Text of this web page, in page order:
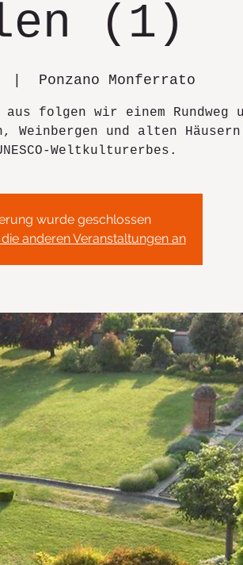
(1)
Ponzano Monferrato
aus folgen wir einem Rundweg
Weinbergen und alten
Weltkulturerbes.
wurde geschlossen
anderen Veranstaltungen an